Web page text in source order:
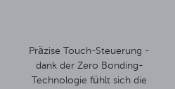
Präzise Touch-Steuerung -
dank der Zero Bonding-
Technologie fühlt sich die